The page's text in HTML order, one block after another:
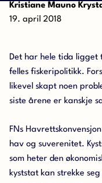
Kristiane Mauno
19. april 2018
Det har hele tida ligget
felles fiskeripolitikk.
likevel skapt noen
siste årene er kanskje
FNs
hav og suverenitet.
som heter den
kyststat kan strekke